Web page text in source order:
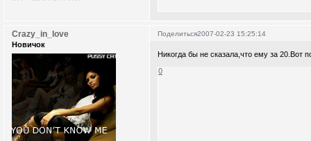
Поделиться2007-02-23 15:25:14
Crazy_in_love
Новичок
Никогда бы не сказала,что ему за 20.Вот
0